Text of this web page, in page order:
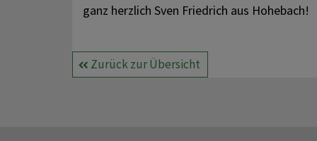
ganz herzlich Sven Friedrich aus Hohebach!
Zurück zur Übersicht